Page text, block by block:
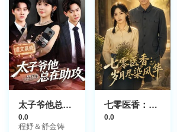
太子爷他总在助攻
0.0
程妤＆舒金铸
七零医香：岁月尽染风华
0.0